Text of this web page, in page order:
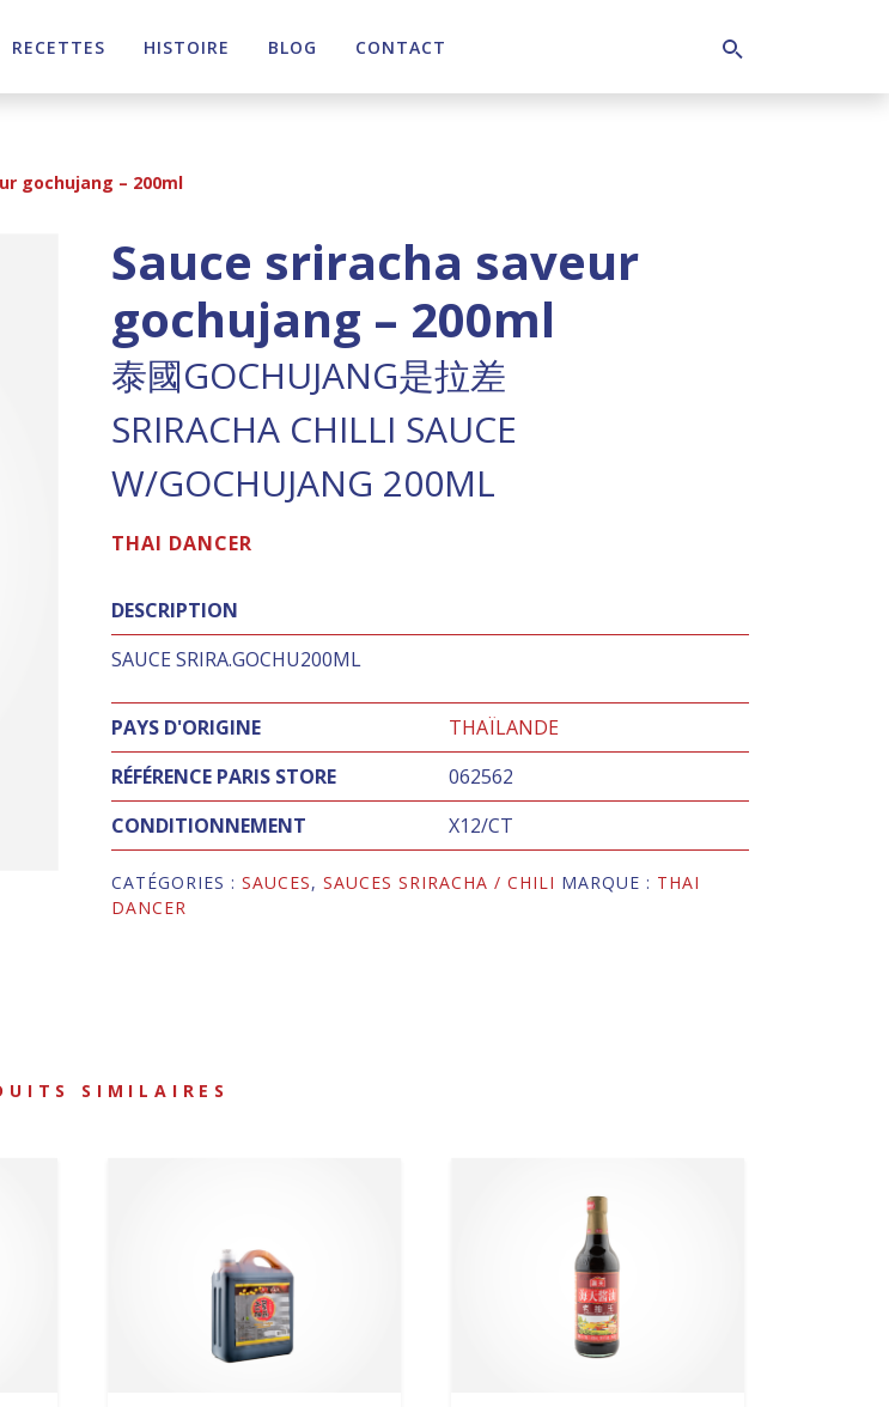
RECETTES HISTOIRE BLOG CONTACT
gochujang – 200ml
Sauce sriracha saveur
gochujang – 200ml
泰國GOCHUJANG是拉差
SRIRACHA CHILLI SAUCE
W/GOCHUJANG 200ML
THAI DANCER
DESCRIPTION
SAUCE SRIRA.GOCHU200ML
PAYS D'ORIGINE
THAÏLANDE
RÉFÉRENCE PARIS STORE
062562
CONDITIONNEMENT
X12/CT
CATÉGORIES :SAUCES,SAUCES SRIRACHA / CHILI MARQUE : THAI
DANCER
SIMILAIRES